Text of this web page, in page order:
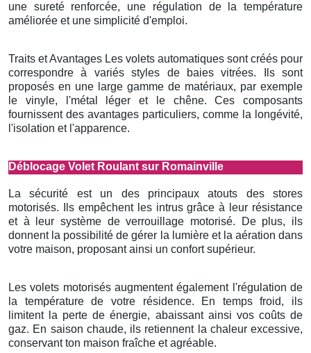
une sureté renforcée, une régulation de la température
améliorée et une simplicité d'emploi.
Traits et Avantages Les volets automatiques sont créés pour
correspondre à variés styles de baies vitrées. Ils sont
proposés en une large gamme de matériaux, par exemple
le vinyle, l'métal léger et le chêne. Ces composants
fournissent des avantages particuliers, comme la longévité,
l'isolation et l'apparence.
Déblocage Volet Roulant sur Romainville
La sécurité est un des principaux atouts des stores
motorisés. Ils empêchent les intrus grâce à leur résistance
et à leur système de verrouillage motorisé. De plus, ils
donnent la possibilité de gérer la lumière et la aération dans
votre maison, proposant ainsi un confort supérieur.
Les volets motorisés augmentent également l'régulation de
la température de votre résidence. En temps froid, ils
limitent la perte de énergie, abaissant ainsi vos coûts de
gaz. En saison chaude, ils retiennent la chaleur excessive,
conservant ton maison fraîche et agréable.